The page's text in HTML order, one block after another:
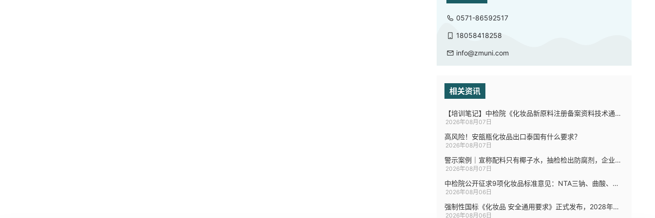
0571-86592517
18058418258
info@zmuni.com
相关资讯
【培训笔记】中检院《化妆品新原料注册备案资料技术通则》法规解读
2026年08月07日
高风险！安瓿瓶化妆品出口泰国有什么要求？
2026年08月07日
警示案例｜宣称配料只有椰子水，抽检检出防腐剂，企业被罚
2026年08月07日
中检院公开征求9项化妆品标准意见：NTA三钠、曲酸、游离甲醛...
2026年08月06日
强制性国标《化妆品 安全通用要求》正式发布，2028年起实施
2026年08月06日